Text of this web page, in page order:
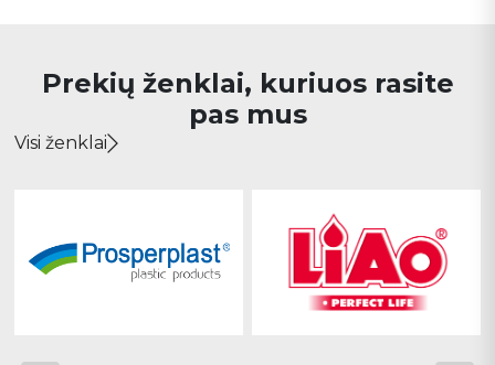
Prekių ženklai, kuriuos rasite
pas mus
Visi ženklai